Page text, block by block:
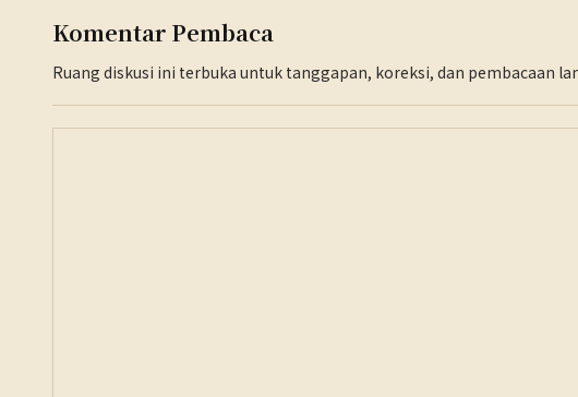
Komentar Pembaca
Ruang diskusi ini terbuka untuk tanggapan, koreksi, dan pembacaan